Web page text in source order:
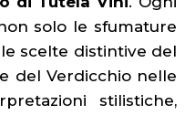
solo le sfumature
scelte distintive del
del Verdicchio nelle
stilistiche,